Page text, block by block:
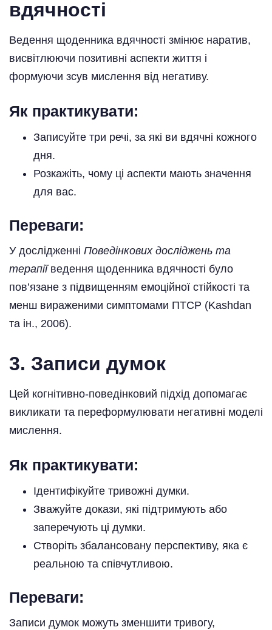
вдячності
Ведення щоденника вдячності змінює наратив,
висвітлюючи позитивні аспекти життя і
формуючи зсув мислення від негативу.
Як практикувати:
Записуйте три речі, за які ви вдячні кожного
дня.
Розкажіть, чому ці аспекти мають значення
для вас.
Переваги:
У дослідженні Поведінкових досліджень та
терапіїведення щоденника вдячності було
пов’язане з підвищенням емоційної стійкості та
менш вираженими симптомами ПТСР (Kashdan
та ін., 2006).
3. Записи думок
Цей когнітивно-поведінковий підхід допомагає
викликати та переформулювати негативні моделі
мислення.
Як практикувати:
Ідентифікуйте тривожні думки.
Зважуйте докази, які підтримують або
заперечують ці думки.
Створіть збалансовану перспективу, яка є
реальною та співчутливою.
Переваги:
Записи думок можуть зменшити тривогу,